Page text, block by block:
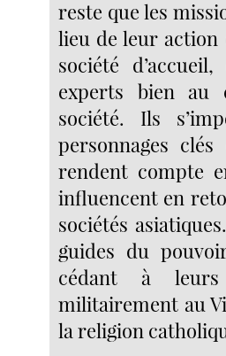
reste que les
lieu de leur action
société
experts bien au
société. Ils
personnages
rendent compte
influencent en
sociétés
guides du
cédant à leurs
militairement au
la religion